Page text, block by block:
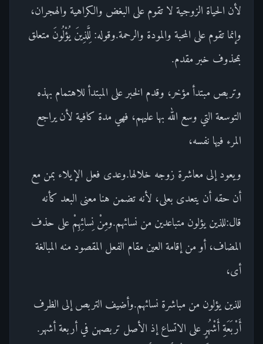
لأن الحياة الزوجية لا تقوم على البغض والكراهية والهجران،
وإنما تقوم على المحبة والمودة والرحمة.وقوله: لِلَّذِينَ يُؤْلُونَ متعلق
بمحذوف خبر مقدم.
وتربص مبتدأ مؤخر، وقدم الخبر على المبتدأ للاهتمام بهذه
التوسعة التي وسع الله بها عليهم، فهي مدة كافية لأن يراجع
المرء فيها نفسه،
ويعود إلى معاشرة زوجه خلالها.وعدى فعل الإيلاء بمن مع
أن حقه أن يتعدى بعلى، لأنه تضمن هنا معنى البعد كأنه
قال:للذين يؤلون متباعدين من نسائهم.ومِنْ نِسائِهِمْ على حذف
المضاف، أو من إقامة العين مقام الفعل المقصود منه المبالغة
أى،
للذين يؤلون من مباشرة نسائهم.وأضيف التربص إلى الظرف
أَرْبَعَةِ أَشْهُرٍ على الاتساع إذ الأصل تربصهن في أربعة أشهر.